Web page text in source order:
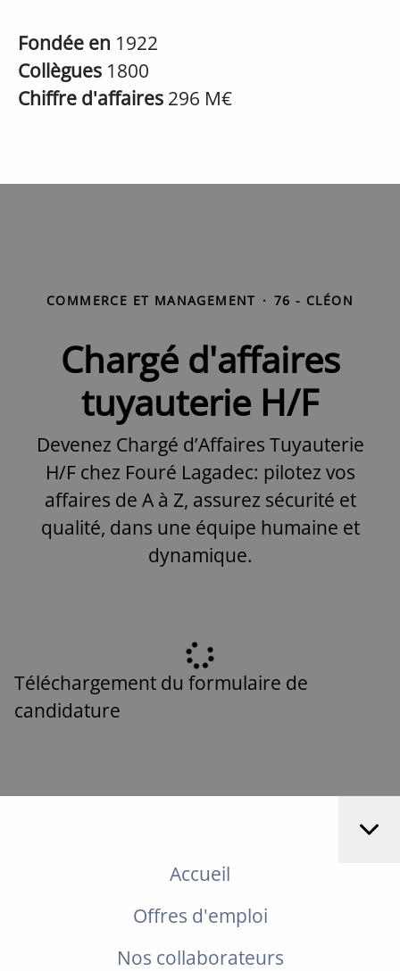
Fondée en 1922
Collègues 1800
Chiffre d'affaires 296 M€
COMMERCE ET MANAGEMENT · 76 - CLÉON
Chargé d'affaires
tuyauterie H/F
Devenez Chargé d’Affaires Tuyauterie
H/F chez Fouré Lagadec: pilotez vos
affaires de A à Z, assurez sécurité et
qualité, dans une équipe humaine et
dynamique.
Téléchargement du formulaire de
candidature
Accueil
Offres d'emploi
Nos collaborateurs